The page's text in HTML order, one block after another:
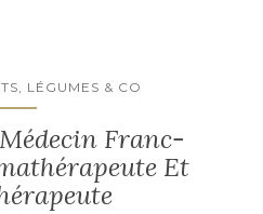
LÉGUMES & CO
Franc-
Et